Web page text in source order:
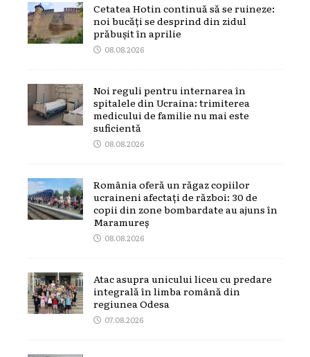
Cetatea Hotin continuă să se ruineze:
noi bucăți se desprind din zidul
prăbușit în aprilie
08.08.2026
Noi reguli pentru internarea în
spitalele din Ucraina: trimiterea
medicului de familie nu mai este
suficientă
08.08.2026
România oferă un răgaz copiilor
ucraineni afectați de război: 30 de
copii din zone bombardate au ajuns în
Maramureș
08.08.2026
Atac asupra unicului liceu cu predare
integrală în limba română din
regiunea Odesa
07.08.2026